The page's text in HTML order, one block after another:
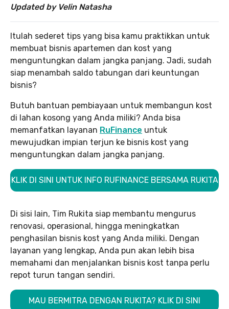
Updated by Velin Natasha
Itulah sederet tips yang bisa kamu praktikkan untuk
membuat bisnis apartemen dan kost yang
menguntungkan dalam jangka panjang. Jadi, sudah
siap menambah saldo tabungan dari keuntungan
bisnis?
Butuh bantuan pembiayaan untuk membangun kost
di lahan kosong yang Anda miliki? Anda bisa
memanfatkan layanan RuFinance untuk
mewujudkan impian terjun ke bisnis kost yang
menguntungkan dalam jangka panjang.
KLIK DI SINI UNTUK INFO RUFINANCE BERSAMA RUKITA
Di sisi lain, Tim Rukita siap membantu mengurus
renovasi, operasional, hingga meningkatkan
penghasilan bisnis kost yang Anda miliki. Dengan
layanan yang lengkap, Anda pun akan lebih bisa
memahami dan menjalankan bisnis kost tanpa perlu
repot turun tangan sendiri.
MAU BERMITRA DENGAN RUKITA? KLIK DI SINI